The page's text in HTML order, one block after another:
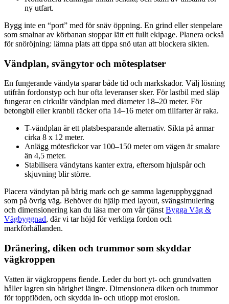
ny utfart.
Bygg inte en “port” med för snäv öppning. En grind eller stenpelare
som smalnar av körbanan stoppar lätt ett fullt ekipage. Planera också
för snöröjning: lämna plats att tippa snö utan att blockera sikten.
Vändplan, svängytor och mötesplatser
En fungerande vändyta sparar både tid och markskador. Välj lösning
utifrån fordonstyp och hur ofta leveranser sker. För lastbil med släp
fungerar en cirkulär vändplan med diameter 18–20 meter. För
betongbil eller kranbil räcker ofta 14–16 meter om tillfarter är raka.
T-vändplan är ett platsbesparande alternativ. Sikta på armar
cirka 8 x 12 meter.
Anlägg mötesfickor var 100–150 meter om vägen är smalare
än 4,5 meter.
Stabilisera vändytans kanter extra, eftersom hjulspår och
skjuvning blir större.
Placera vändytan på bärig mark och ge samma lageruppbyggnad
som på övrig väg. Behöver du hjälp med layout, svängsimulering
och dimensionering kan du läsa mer om vår tjänstBygga Väg &
Vägbyggnad, där vi tar höjd för verkliga fordon och
markförhållanden.
Dränering, diken och trummor som skyddar
vägkroppen
Vatten är vägkroppens fiende. Leder du bort yt- och grundvatten
håller lagren sin bärighet längre. Dimensionera diken och trummor
för toppflöden, och skydda in- och utlopp mot erosion.